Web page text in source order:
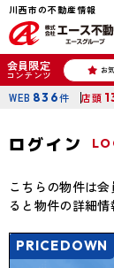
川西市の不動産情報
会員限定
コンテンツ お
WEB 836件 店頭
ログイン
こちらの物件は
ると物件の詳細情
PRICEDOWN